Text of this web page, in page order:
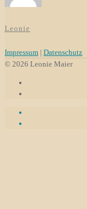
Leonie
Impressum | Datenschutz
© 2026 Leonie Maier